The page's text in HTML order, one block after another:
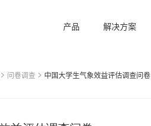
产品 解决方案
问卷调查 中国大学生气象效益评估调查问卷